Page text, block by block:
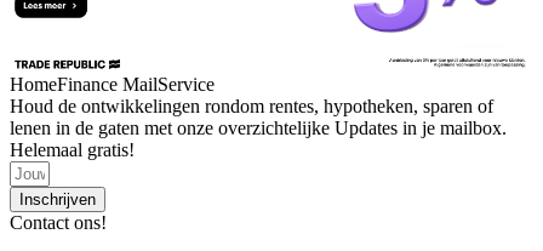
HomeFinance MailService
Houd de ontwikkelingen rondom rentes, hypotheken, sparen of
lenen in de gaten met onze overzichtelijke Updates in je mailbox.
Helemaal gratis!
Inschrijven
Contact ons!